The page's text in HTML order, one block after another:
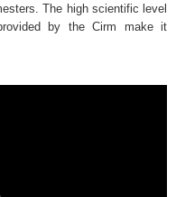
The high scientific level
by the Cirm make it